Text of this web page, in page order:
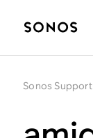
Sonos Support